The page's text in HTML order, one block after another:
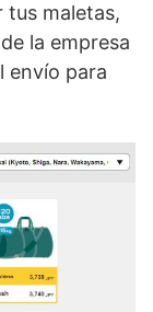
tus maletas,
la empresa
envío para